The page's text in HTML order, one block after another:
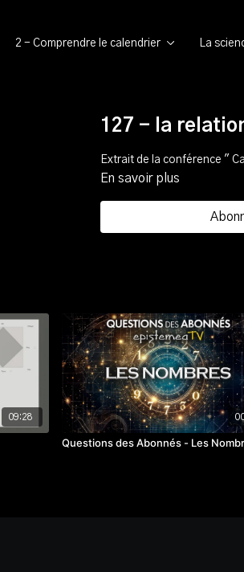
2 - Comprendre le calendrier La
127 - la
Extrait de la conférence "
En savoir plus
09:28
Questions des Abonnés - Les